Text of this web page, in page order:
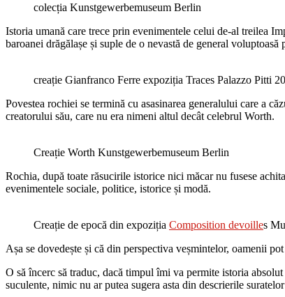
colecția Kunstgewerbemuseum Berlin
Istoria umană care trece prin evenimentele celui de-al treilea
baroanei drăgălașe și suple de o nevastă de general
creație Gianfranco Ferre expoziția Traces Palazzo Pitti
Povestea rochiei se termină cu asasinarea generalului care a
creatorului său, care nu era nimeni altul decât celebrul Worth.
Creație Worth Kunstgewerbemuseum Berlin
Rochia, după toate răsucirile istorice nici măcar nu fusese
evenimentele sociale, politice, istorice și modă.
Creație de epocă din expoziția Composition devoilles
Așa se dovedește și că din perspectiva veșmintelor, oamenii
O să încerc să traduc, dacă timpul îmi va permite istoria
suculente, nimic nu ar putea sugera asta din descrierile